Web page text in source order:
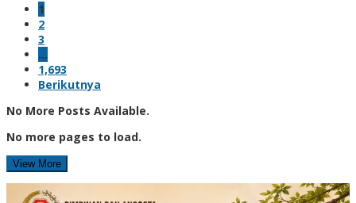
1
2
3
…
1,693
Berikutnya
No More Posts Available.
No more pages to load.
View More